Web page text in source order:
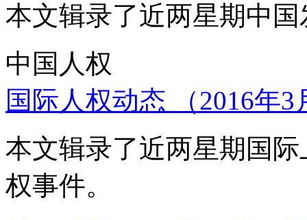
本文辑录了近两星期中
中国人权
国际人权动态 （2016年
本文辑录了近两星期国
权事件。